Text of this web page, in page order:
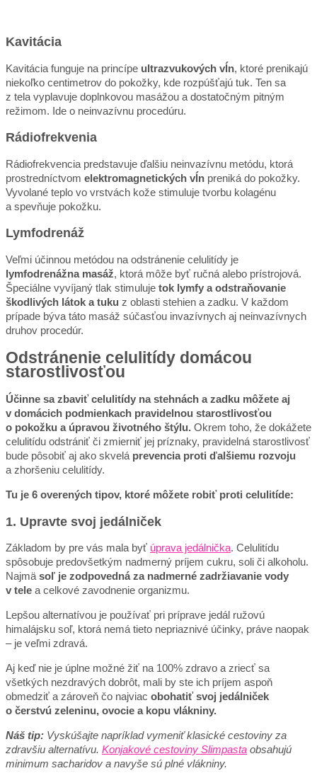
Kavitácia
Kavitácia funguje na princípe ultrazvukových vĺn, ktoré prenikajú
niekoľko centimetrov do pokožky, kde rozpúšťajú tuk. Ten sa
z tela vyplavuje doplnkovou masážou a dostatočným pitným
režimom. Ide o neinvazívnu procedúru.
Rádiofrekvenia
Rádiofrekvencia predstavuje ďalšiu neinvazívnu metódu, ktorá
prostredníctvom elektromagnetických vĺn preniká do pokožky.
Vyvolané teplo vo vrstvách kože stimuluje tvorbu kolagénu
a spevňuje pokožku.
Lymfodrenáž
Veľmi účinnou metódou na odstránenie celulitídy je
lymfodrenážna masáž, ktorá môže byť ručná alebo prístrojová.
Špeciálne vyvíjaný tlak stimuluje tok lymfy a odstraňovanie
škodlivých látok a tuku z oblasti stehien a zadku. V každom
prípade býva táto masáž súčasťou invazívnych aj neinvazívnych
druhov procedúr.
Odstránenie celulitídy domácou
starostlivosťou
Účinne sa zbaviť celulitídy na stehnách a zadku môžete aj
v domácich podmienkach pravidelnou starostlivosťou
o pokožku a úpravou životného štýlu. Okrem toho, že dokážete
celulitídu odstrániť či zmierniť jej príznaky, pravidelná starostlivosť
bude pôsobiť aj ako skvelá prevencia proti ďalšiemu rozvoju
a zhoršeniu celulitídy.
Tu je 6 overených tipov, ktoré môžete robiť proti celulitíde:
1. Upravte svoj jedálniček
Základom by pre vás mala byť úprava jedálnička. Celulitídu
spôsobuje predovšetkým nadmerný príjem cukru, soli či alkoholu.
Najmä soľ je zodpovedná za nadmerné zadržiavanie vody
v tele a celkové zavodnenie organizmu.
Lepšou alternatívou je používať pri príprave jedál ružovú
himalájsku soľ, ktorá nemá tieto nepriaznivé účinky, práve naopak
– je veľmi zdravá.
Aj keď nie je úplne možné žiť na 100% zdravo a zriecť sa
všetkých nezdravých dobrôt, mali by ste ich príjem aspoň
obmedziť a zároveň čo najviac obohatiť svoj jedálniček
o čerstvú zeleninu, ovocie a kopu vlákniny.
Náš tip: Vyskúšajte napríklad vymeniť klasické cestoviny za
zdravšiu alternatívu. Konjakové cestoviny Slimpasta obsahujú
minimum sacharidov a navyše sú plné vlákniny.